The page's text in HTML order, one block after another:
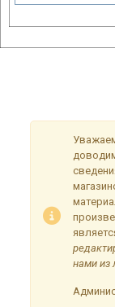
нами из